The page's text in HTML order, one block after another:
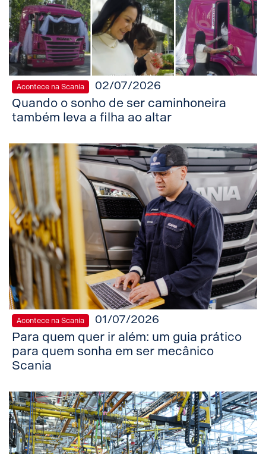
Acontece na Scania 02/07/2026
Quando o sonho de ser caminhoneira
também leva a filha ao altar
Acontece na Scania 01/07/2026
Para quem quer ir além: um guia prático
para quem sonha em ser mecânico
Scania